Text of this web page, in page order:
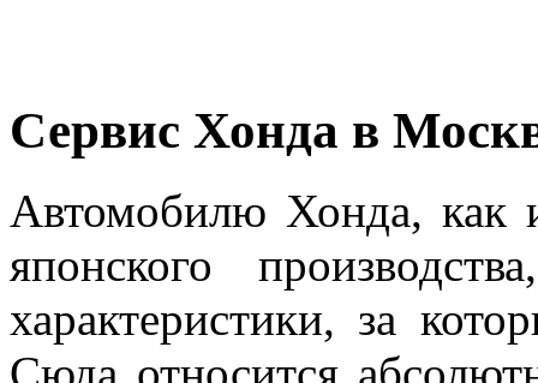
Сервис Хонда в
Автомобилю Хонда, как
японского
характеристики, за